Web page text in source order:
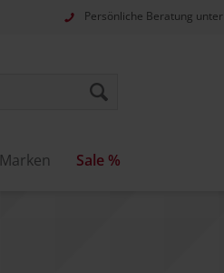
Persönliche Beratung unter
Marken Sale %